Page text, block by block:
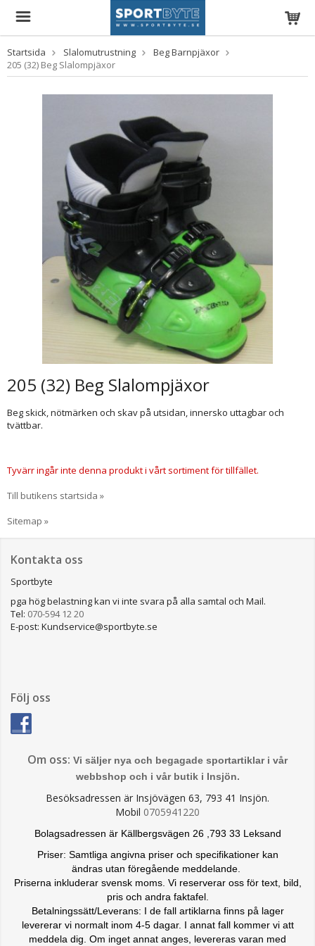
Startsida Slalomutrustning
Beg Barnpjäxor
205 (32) Beg Slalompjäxor
205 (32) Beg Slalompjäxor
Beg skick, nötmärken och skav på utsidan, innersko uttagbar och
tvättbar.
Tyvärr ingår inte denna produkt i vårt sortiment för tillfället.
Till butikens startsida »
Sitemap »
Kontakta oss
Sportbyte
pga hög belastning kan vi inte svara på alla samtal och Mail.
Tel: 070-594 12 20
E-post: Kundservice@sportbyte.se
Följ oss
Om oss: Vi säljer nya och begagade sportartiklar i vår
webbshop och i vår butik i Insjön.
Besöksadressen är Insjövägen 63, 793 41 Insjön.
Mobil 0705941220
Bolagsadressen är Källbergsvägen 26 ,793 33 Leksand
Priser: Samtliga angivna priser och specifikationer kan
ändras utan föregående meddelande.
Priserna inkluderar svensk moms. Vi reserverar oss för text, bild,
pris och andra faktafel.
Betalningssätt/Leverans: I de fall artiklarna finns på lager
levererar vi normalt inom 4-5 dagar. I annat fall kommer vi att
meddela dig. Om inget annat anges, levereras varan med